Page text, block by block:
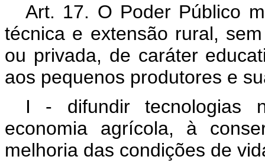
Art. 17. O Poder Público
técnica e extensão rural,
ou privada, de caráter
aos pequenos produtores e
I - difundir tecnologias
economia agrícola, à
melhoria das condições de